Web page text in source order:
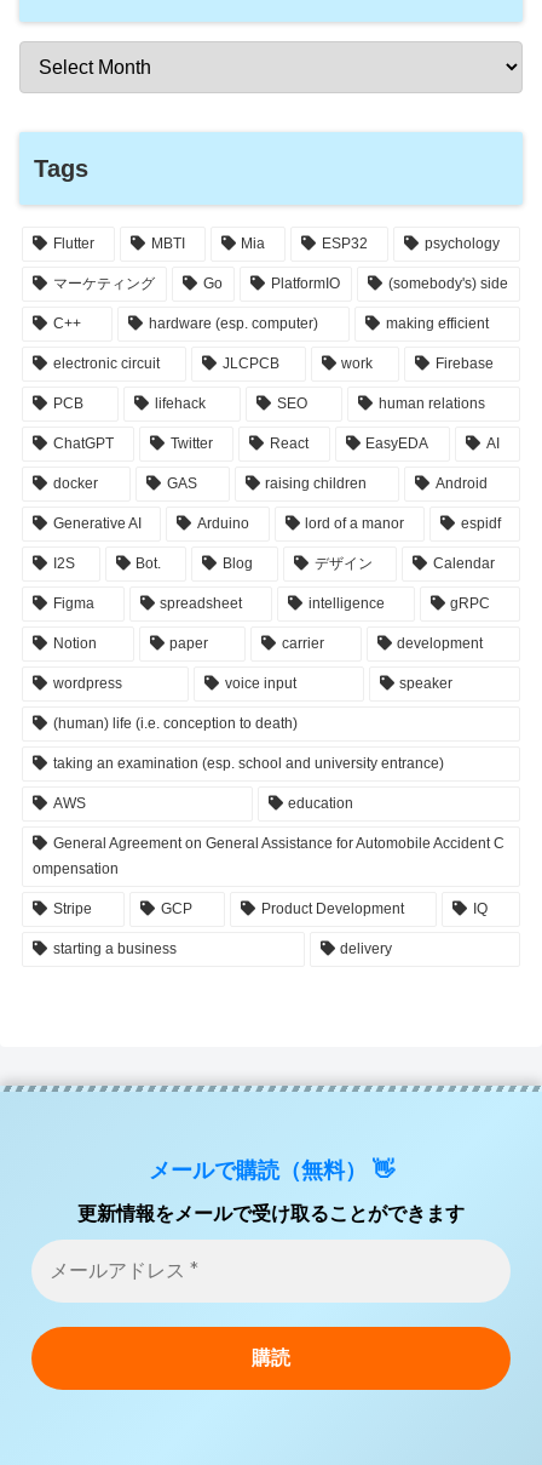
Tags
Flutter MBTI Mia ESP32 psychology
マーケティング Go PlatformIO (somebody's) side
C++ hardware (esp. computer) making efficient
electronic circuit JLCPCB work Firebase
PCB lifehack SEO human relations
ChatGPT Twitter React EasyEDA AI
docker GAS raising children Android
Generative AI Arduino lord of a manor espidf
I2S Bot. Blog デザイン Calendar
Figma spreadsheet intelligence gRPC
Notion paper carrier development
wordpress voice input speaker
(human) life (i.e. conception to death)
taking an examination (esp. school and university entrance)
AWS education
General Agreement on General Assistance for Automobile Accident C
ompensation
Stripe GCP Product Development IQ
starting a business delivery
メールで購読（無料） 👋
更新情報をメールで受け取ることができます